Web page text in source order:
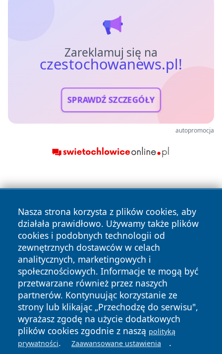
Zareklamuj się na
czestochowanews.pl!
SPRAWDŹ SZCZEGÓŁY
autopromocja
Nasza strona korzysta z plików cookies, aby
działała prawidłowo. Używamy także plików
cookies i podobnych technologii od
zewnętrznych dostawców w celach
analitycznych, marketingowych i
społecznościowych. Informacje te mogą być
przetwarzane również przez naszych
partnerów. Kontynuując korzystanie ze
strony lub klikając „Przechodzę do serwisu",
wyrażasz zgodę na użycie dodatkowych
plików cookies zgodnie z naszą polityką
prywatności. Zaawansowane ustawienia .
Copyright © 2026 czestochowanews.pl Wszystkie prawa
zastrzeżone.
News Autorzy
Polityka
Prywatności
Polityka
Cookies
cześć